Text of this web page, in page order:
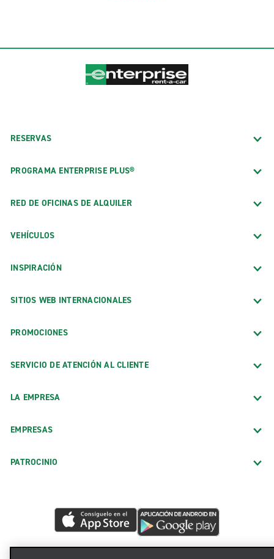
RESERVAS
PROGRAMA ENTERPRISE PLUS®
RED DE OFICINAS DE ALQUILER
VEHÍCULOS
INSPIRACIÓN
SITIOS WEB INTERNACIONALES
PROMOCIONES
SERVICIO DE ATENCIÓN AL CLIENTE
LA EMPRESA
EMPRESAS
PATROCINIO